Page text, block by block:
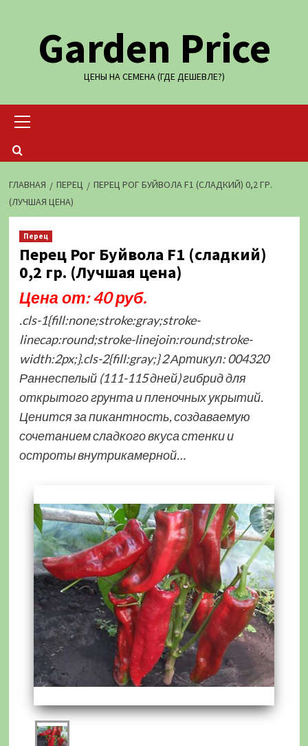
содержимомуGarden Price
ЦЕНЫ НА СЕМЕНА (ГДЕ ДЕШЕВЛЕ?)
меню
ГЛАВНАЯ ПЕРЕЦ
ПЕРЕЦ РОГ БУЙВОЛА F1 (СЛАДКИЙ) 0,2 ГР.
(ЛУЧШАЯ ЦЕНА)
Перец
Перец Рог Буйвола F1 (сладкий)
0,2 гр. (Лучшая цена)
Цена от: 40 руб.
.cls-1{fill:none;stroke:gray;stroke-
linecap:round;stroke-linejoin:round;stroke-
width:2px;}.cls-2{fill:gray;} 2 Артикул: 004320
Раннеспелый (111-115 дней) гибрид для
открытого грунта и пленочных укрытий.
Ценится за пикантность, создаваемую
сочетанием сладкого вкуса стенки и
остроты внутрикамерной…